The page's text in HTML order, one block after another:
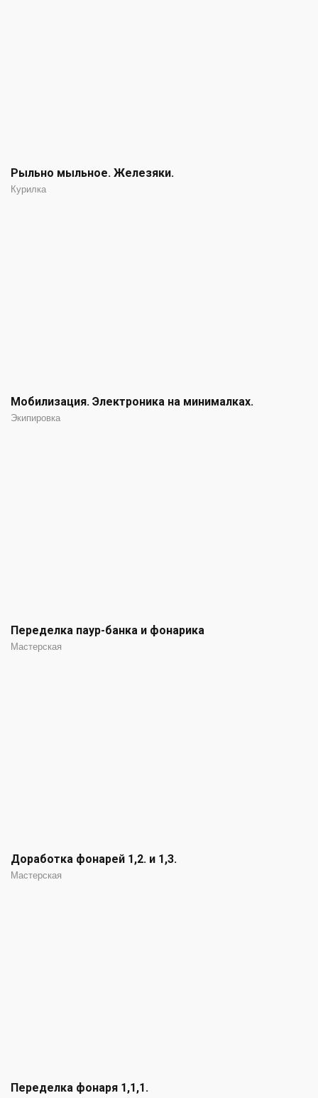
Рыльно мыльное. Железяки.
Курилка
Мобилизация. Электроника на минималках.
Экипировка
Переделка паур-банка и фонарика
Мастерская
Доработка фонарей 1,2. и 1,3.
Мастерская
Переделка фонаря 1,1,1.